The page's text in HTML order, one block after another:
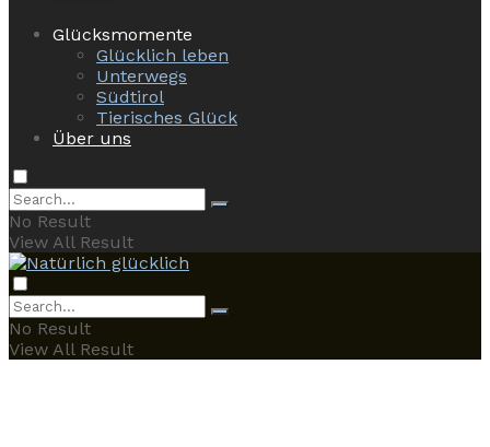
Glücksmomente
Glücklich leben
Unterwegs
Südtirol
Tierisches Glück
Über uns
No Result
View All Result
No Result
View All Result